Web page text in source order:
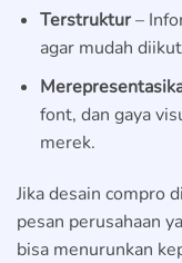
Terstruktur–
agar mudah
font, dan gaya
merek.
Jika desain compro
pesan perusahaan
bisa menurunkan